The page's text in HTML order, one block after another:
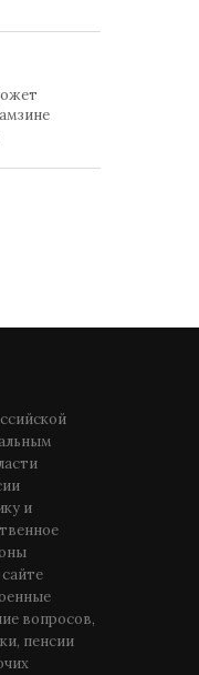
и
вопросов,
пенсии